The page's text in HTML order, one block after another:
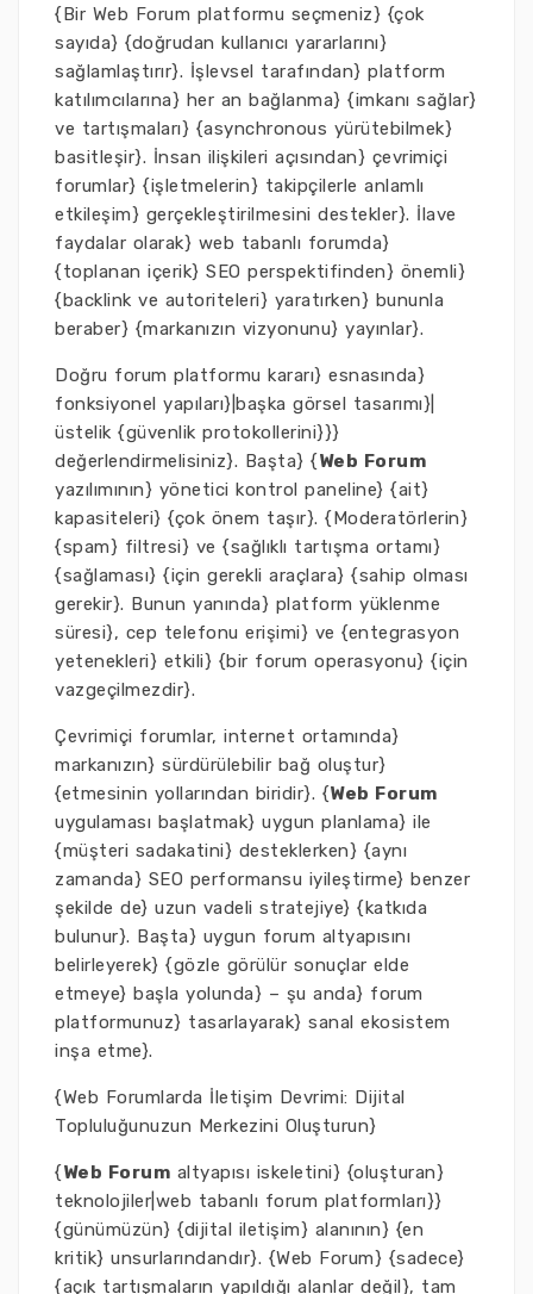
{Bir Web Forum platformu seçmeniz} {çok
sayıda} {doğrudan kullanıcı yararlarını}
sağlamlaştırır}. İşlevsel tarafından} platform
katılımcılarına} her an bağlanma} {imkanı sağlar}
ve tartışmaları} {asynchronous yürütebilmek}
basitleşir}. İnsan ilişkileri açısından} çevrimiçi
forumlar} {işletmelerin} takipçilerle anlamlı
etkileşim} gerçekleştirilmesini destekler}. İlave
faydalar olarak} web tabanlı forumda}
{toplanan içerik} SEO perspektifinden} önemli}
{backlink ve autoriteleri} yaratırken} bununla
beraber} {markanızın vizyonunu} yayınlar}.
Doğru forum platformu kararı} esnasında}
fonksiyonel yapıları}|başka görsel tasarımı}|
üstelik {güvenlik protokollerini}}}
değerlendirmelisiniz}. Başta} {Web Forum
yazılımının} yönetici kontrol paneline} {ait}
kapasiteleri} {çok önem taşır}. {Moderatörlerin}
{spam} filtresi} ve {sağlıklı tartışma ortamı}
{sağlaması} {için gerekli araçlara} {sahip olması
gerekir}. Bunun yanında} platform yüklenme
süresi}, cep telefonu erişimi} ve {entegrasyon
yetenekleri} etkili} {bir forum operasyonu} {için
vazgeçilmezdir}.
Çevrimiçi forumlar, internet ortamında}
markanızın} sürdürülebilir bağ oluştur}
{etmesinin yollarından biridir}. {Web Forum
uygulaması başlatmak} uygun planlama} ile
{müşteri sadakatini} desteklerken} {aynı
zamanda} SEO performansu iyileştirme} benzer
şekilde de} uzun vadeli stratejiye} {katkıda
bulunur}. Başta} uygun forum altyapısını
belirleyerek} {gözle görülür sonuçlar elde
etmeye} başla yolunda} – şu anda} forum
platformunuz} tasarlayarak} sanal ekosistem
inşa etme}.
{Web Forumlarda İletişim Devrimi: Dijital
Topluluğunuzun Merkezini Oluşturun}
{Web Forum altyapısı iskeletini} {oluşturan}
teknolojiler|web tabanlı forum platformları}}
{günümüzün} {dijital iletişim} alanının} {en
kritik} unsurlarındandır}. {Web Forum} {sadece}
{açık tartışmaların yapıldığı alanlar değil}, tam